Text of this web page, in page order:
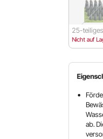
25-
Nicht auf
ab.